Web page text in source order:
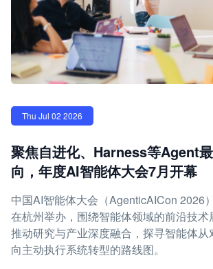
Thu Jul 02 2026
聚焦自进化、Harness等Agent
向，年度AI智能体大会7月开幕
中国AI智能体大会（AgenticAICon 2026
在杭州举办，围绕智能体领域的前沿技术
推动研究与产业深度融合，探寻智能体从
向主动执行系统转型的路线图。